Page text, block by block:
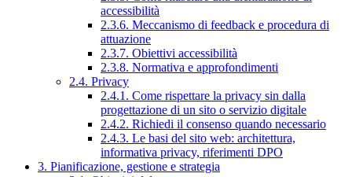
accessibilità
2.3.6. Meccanismo di feedback e procedura di
attuazione
2.3.7. Obiettivi accessibilità
2.3.8. Normativa e approfondimenti
2.4. Privacy
2.4.1. Come rispettare la privacy sin dalla
progettazione di un sito o servizio digitale
2.4.2. Richiedi il consenso quando necessario
2.4.3. Le basi del sito web: architettura,
informativa privacy, riferimenti DPO
3. Pianificazione, gestione e strategia